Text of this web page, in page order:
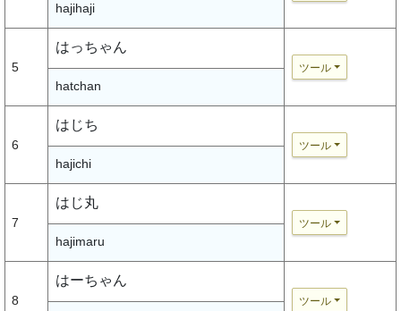
hajihaji
5
はっちゃん
ツール
hatchan
6
はじち
ツール
hajichi
7
はじ丸
ツール
hajimaru
8
はーちゃん
ツール